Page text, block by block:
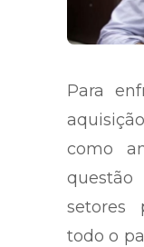
Para
como
setores
todo o